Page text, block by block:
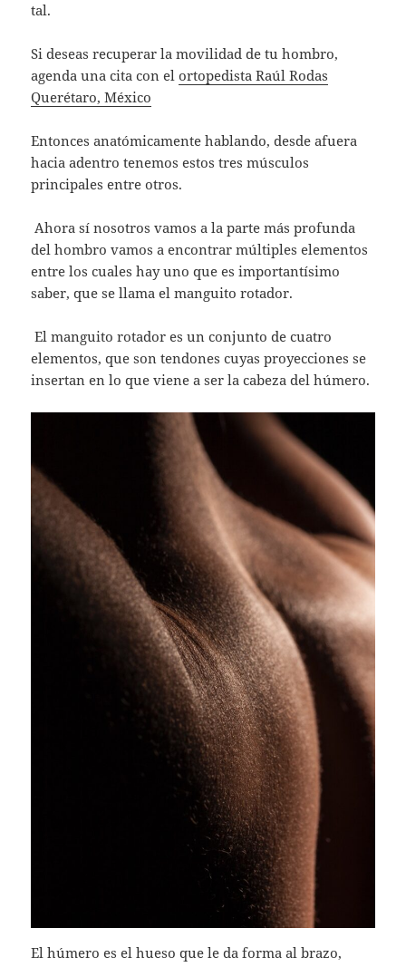
tal.
Si deseas recuperar la movilidad de tu hombro,
agenda una cita con elortopedista Raúl Rodas
Querétaro, México
Entonces anatómicamente hablando, desde afuera
hacia adentro tenemos estos tres músculos
principales entre otros.
Ahora sí nosotros vamos a la parte más profunda
del hombro vamos a encontrar múltiples elementos
entre los cuales hay uno que es importantísimo
saber, que se llama el manguito rotador.
El manguito rotador es un conjunto de cuatro
elementos, que son tendones cuyas proyecciones se
insertan en lo que viene a ser la cabeza del húmero.
El húmero es el hueso que le da forma al brazo,